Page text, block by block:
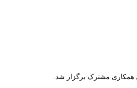
همکاری مشترک برگزار شد.